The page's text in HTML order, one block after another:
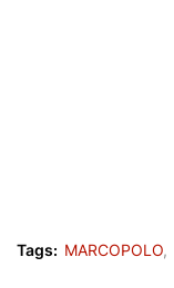
Tags: MARCOPOLO